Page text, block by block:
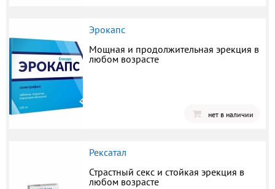
Эрокапс
Мощная и продолжительная эрекция в
любом возрасте
нет в наличии
Рексатал
Страстный секс и стойкая эрекция в
любом возрасте